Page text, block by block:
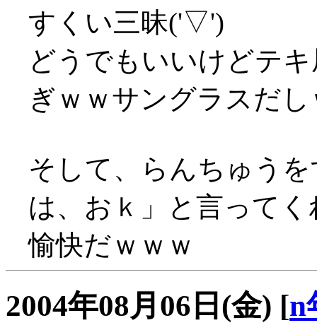
すくい三昧('▽')
どうでもいいけどテ
ぎｗｗサングラスだ
そして、らんちゅう
は、おｋ」と言って
愉快だｗｗｗ
2004年08月06日(金) [n